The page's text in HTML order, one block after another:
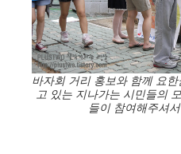
바자회 거리 홍보와 함께 요
고 있는 지나가는 시민들의
들이 참여해주셔